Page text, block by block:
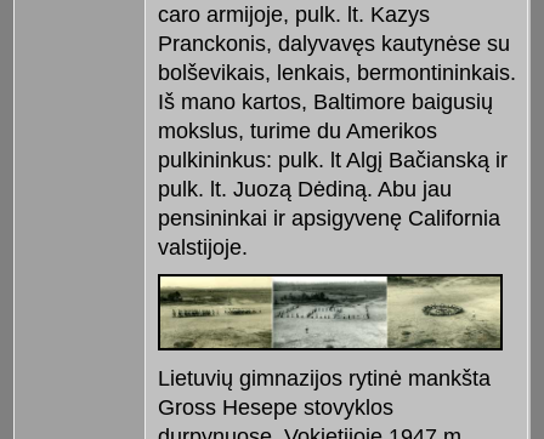
caro armijoje, pulk. lt. Kazys
Pranckonis, dalyvavęs kautynėse su
bolševikais, lenkais, bermontininkais.
Iš mano kartos, Baltimore baigusių
mokslus, turime du Amerikos
pulkininkus: pulk. lt Algį Bačianską ir
pulk. lt. Juozą Dėdiną. Abu jau
pensininkai ir apsigyvenę California
valstijoje.
Lietuvių gimnazijos rytinė mankšta
Gross Hesepe stovyklos